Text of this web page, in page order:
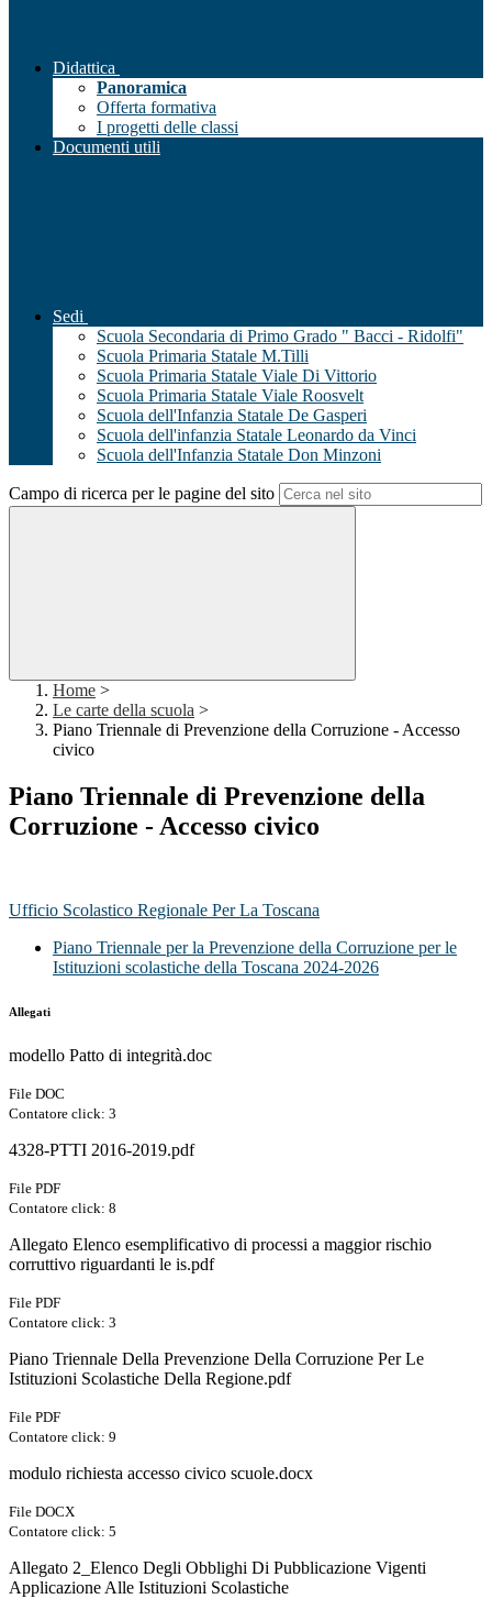
Didattica
Panoramica
Offerta formativa
I progetti delle classi
Documenti utili
Sedi
Scuola Secondaria di Primo Grado " Bacci - Ridolfi"
Scuola Primaria Statale M.Tilli
Scuola Primaria Statale Viale Di Vittorio
Scuola Primaria Statale Viale Roosvelt
Scuola dell'Infanzia Statale De Gasperi
Scuola dell'infanzia Statale Leonardo da Vinci
Scuola dell'Infanzia Statale Don Minzoni
Campo di ricerca per le pagine del sito
Home >
Le carte della scuola >
Piano Triennale di Prevenzione della Corruzione - Accesso
civico
Piano Triennale di Prevenzione della
Corruzione - Accesso civico
Ufficio Scolastico Regionale Per La Toscana
Piano Triennale per la Prevenzione della Corruzione per le
Istituzioni scolastiche della Toscana 2024-2026
Allegati
modello Patto di integrità.doc
File DOC
Contatore click: 3
4328-PTTI 2016-2019.pdf
File PDF
Contatore click: 8
Allegato Elenco esemplificativo di processi a maggior rischio
corruttivo riguardanti le is.pdf
File PDF
Contatore click: 3
Piano Triennale Della Prevenzione Della Corruzione Per Le
Istituzioni Scolastiche Della Regione.pdf
File PDF
Contatore click: 9
modulo richiesta accesso civico scuole.docx
File DOCX
Contatore click: 5
Allegato 2_Elenco Degli Obblighi Di Pubblicazione Vigenti
Applicazione Alle Istituzioni Scolastiche